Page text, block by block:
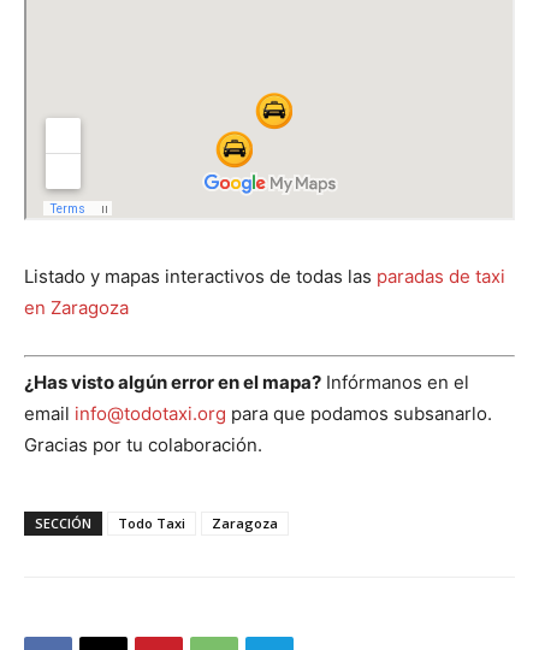
Listado y mapas interactivos de todas las paradas de taxi
en Zaragoza
¿Has visto algún error en el mapa? Infórmanos en el
email info@todotaxi.org para que podamos subsanarlo.
Gracias por tu colaboración.
SECCIÓN Todo Taxi Zaragoza